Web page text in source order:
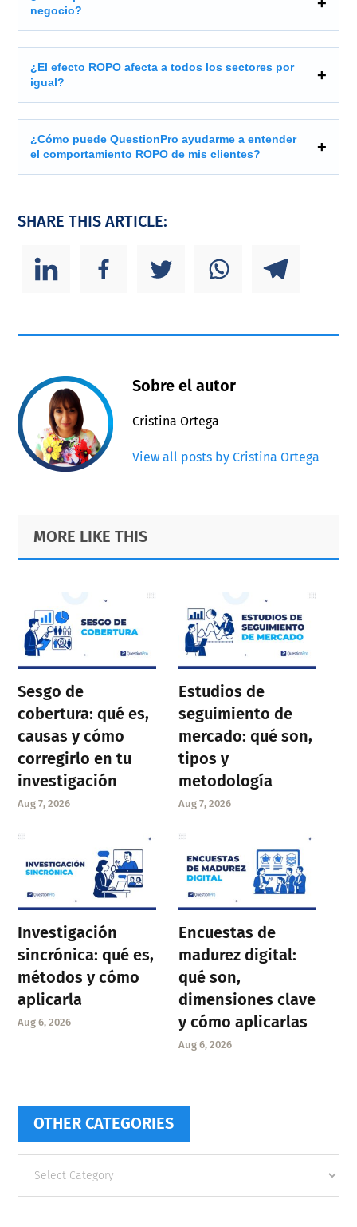
negocio?
¿El efecto ROPO afecta a todos los sectores por
igual?
¿Cómo puede QuestionPro ayudarme a entender
el comportamiento ROPO de mis clientes?
SHARE THIS ARTICLE:
Sobre el autor
Cristina Ortega
View all posts by Cristina Ortega
Primary
Sidebar
Footer
MORE LIKE THIS
Sesgo de
cobertura: qué es,
causas y cómo
corregirlo en tu
investigación
Aug 7, 2026
Estudios de
seguimiento de
mercado: qué son,
tipos y
metodología
Aug 7, 2026
Investigación
sincrónica: qué es,
métodos y cómo
aplicarla
Aug 6, 2026
Encuestas de
madurez digital:
qué son,
dimensiones clave
y cómo aplicarlas
Aug 6, 2026
OTHER CATEGORIES
categories